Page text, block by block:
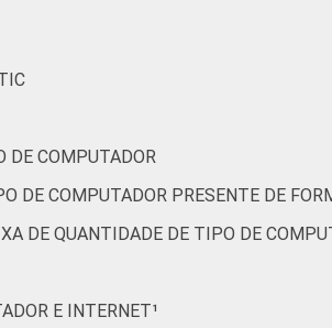
- 71
- 85 15 -
DE COMPUTADOR
DE COMPUTADOR PRESENTE DE
DE QUANTIDADE DE TIPO DE
E INTERNET¹